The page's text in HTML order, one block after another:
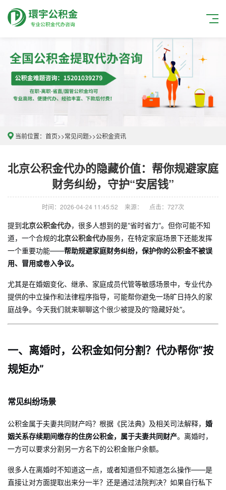
当前位置： 首页>>常见问题>>公积金资讯
北京公积金代办的隐藏价值：帮你规避家庭
财务纠纷，守护“安居钱”
时间：2026-04-24 11:45:52 来源： 点击：727次
提到北京公积金代办，很多人想到的是“省时省力”。但你可能不知
道，一个合规的北京公积金代办服务，在特定家庭场景下还能发挥
一个重要功能——帮助规避家庭财务纠纷，保护你的公积金不被误
用、冒用或卷入争议。
尤其是在婚姻变化、继承、家庭成员代管等敏感场景中，专业代办
提供的中立操作和法律程序指导，可能帮你避免一场旷日持久的家
庭战争。今天我们就来聊聊这个很少被提及的“隐藏好处”。
一、离婚时，公积金如何分割？代办帮你“按
规矩办”
常见纠纷场景
公积金属于夫妻共同财产吗？根据《民法典》及相关司法解释， 婚
姻关系存续期间缴存的住房公积金，属于夫妻共同财产。离婚时，
一方可以要求分割另一方名下的公积金账户余额。
很多人在离婚时不知道这一点，或者知道但不知道怎么操作——是
直接让对方面提取出来分一半？还是通过法院判决？如果自行私下